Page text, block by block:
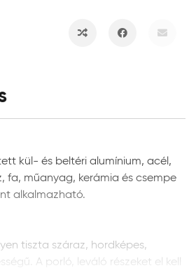
kül- és beltéri alumínium, acél,
fa, műanyag, kerámia és csempe
alkalmazható.
tiszta száraz, hordképes,
A porló, leváló részeket el kell